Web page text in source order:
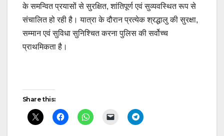
के समन्वित प्रयासों से सुरक्षित, शांतिपूर्ण एवं सुव्यवस्थित रूप से
संचालित हो रही है। यात्रा के दौरान प्रत्येक श्रद्धालु की सुरक्षा,
सम्मान एवं सुविधा सुनिश्चित करना पुलिस की सर्वोच्च
प्राथमिकता है।
Post
navigation
Share this: